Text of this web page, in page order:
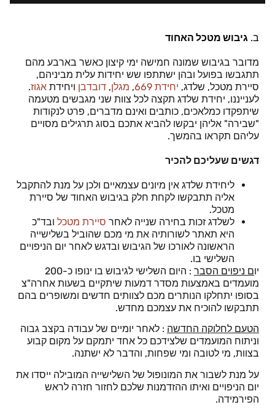
ב. גיבוש מטכל האחוד
מדובר בגיבוש שמונה חמישה ימי קיצון כאשר בארבע מהם
תתגבשו בפועל ובהן ישתתפו שש יחידות עלית מביניהם,
סיירת מטכל, שלדג, יחידת 669 , מגלן, דובדבן ויחידת אגוז.
לענייננו, יחידת שלדג תקצה לכל צוות שני מגבשים מטעמה
שיתפקדו כמלאכים, כותבים ואינם מדברים, פרט לנקודות
"שבירה" אליהן יבקשו להביא אתכם בסוג תרגילים מסויים
עליהם תקראו בהמשך.
דגשים שעליכם להכיר
ליחידת שלדג אין מיונים עצמאיים ולכן על מנת להתקבל
אליה תתבקשו לקחת חלק בגיבוש האחוד של סיירת
מטכל.
לשלדג זכות בחירה שנייה לאחר סיירת מטכל ובד"כ
היא תאתר לשורותיה את מי מכם שהוביל בשלישייה
הראשונה לאורכו של הגיבוש ובדגש לאחר יום הניפויים
השלישי בו.
יום ניפוים הסבר
: היום השלישי לגיבוש בו ינופו כ-200
מועמדים באמצעות מסדר דמעות שיתקיים בשעות אחרה"צ
בסופו יתחלקו הנותרים מכם לצוותים חדשים ומשופרים בהם
תתבקשו להוכיח את עצמכם מחדש.
הטעם לחלוקה החדשה : לאחר יומיים של עבודה בקצב גבוה
וניתוח המועמדים שלצידכם כל אחד יתמקם על מקום קבוע
בצוות, מי לטובה ומי שפחות, והדבר לא ישתנה.
על מנת לשבור את המונופול של השלישייה המובילה ייסדו את
יום הניפויים ואיתו ההזדמנות שלכם לחזור חזרה לראש
הפירמידה.